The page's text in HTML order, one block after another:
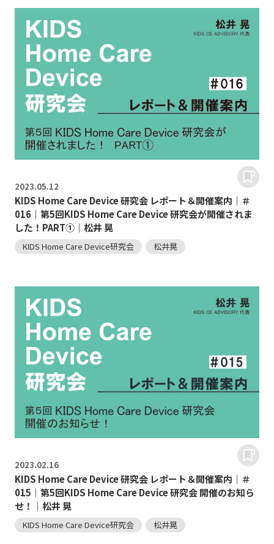
2023.05.12
KIDS Home Care Device 研究会 レポート＆開催案内｜＃
016｜第5回KIDS Home Care Device 研究会が開催されま
した！PART①｜松井 晃
KIDS Home Care Device研究会 松井晃
2023.02.16
KIDS Home Care Device 研究会 レポート＆開催案内｜＃
015｜第5回KIDS Home Care Device 研究会 開催のお知ら
せ！｜松井 晃
KIDS Home Care Device研究会 松井晃